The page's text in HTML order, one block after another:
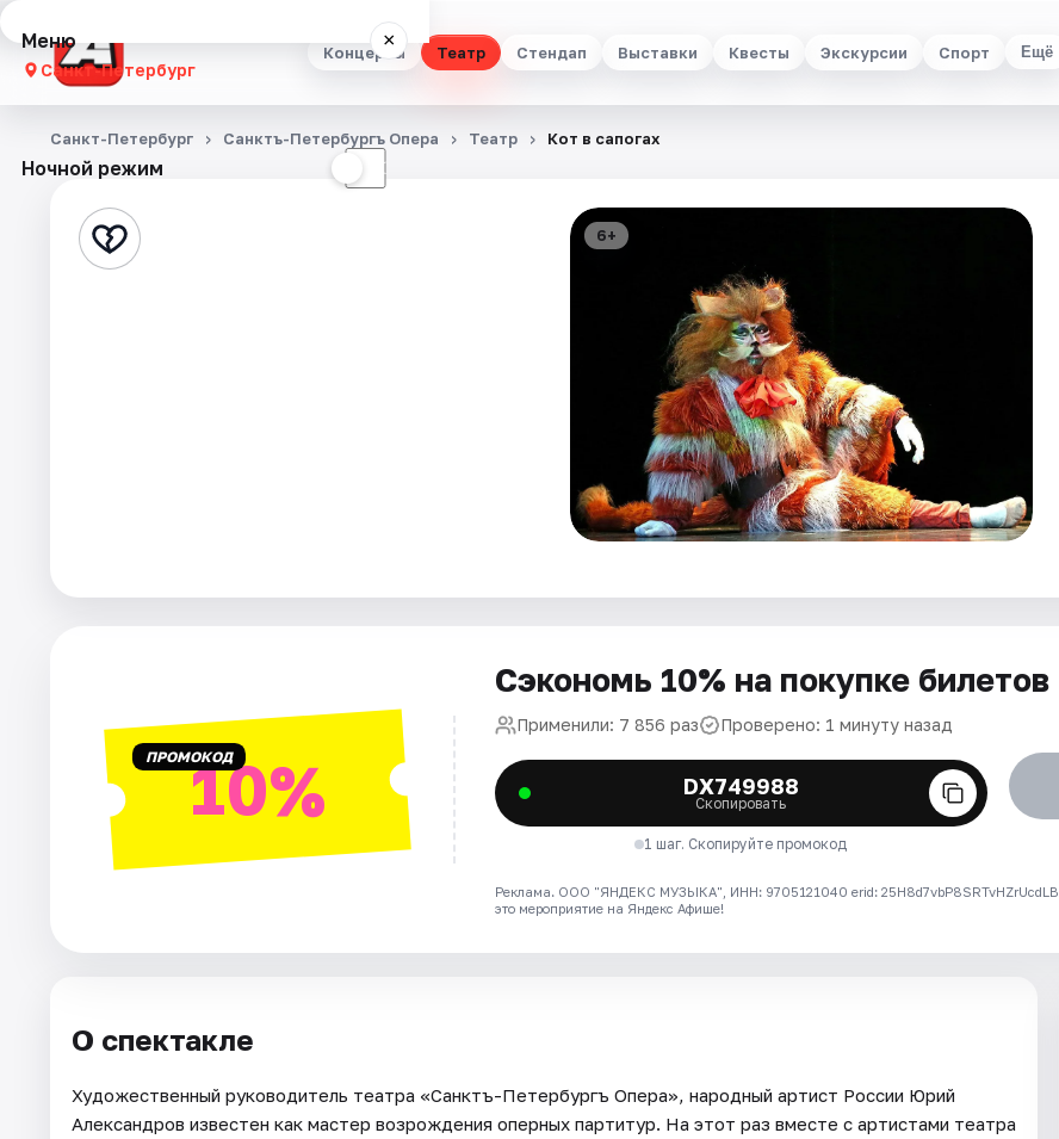
Концерты Театр Стендап Выставки Квесты Экскурсии Спорт Ещё
Меню ×
Санкт-Петербург
Концерты
Стендап
Города
Рейтинги
Ночной режим ☾
Санкт-Петербург Санктъ-Петербургъ Опера Театр Кот в сапогах
6+
ПРОМОКОД10%
Сэкономь 10% на покупке билетов
Применили: 7 856 раз Проверено: 1 минуту назад
DX749988
Скопировать
1 шаг. Скопируйте промокод
Реклама. ООО "ЯНДЕКС МУЗЫКА", ИНН: 9705121040 erid: 25H8d7vbP8SRTvHZrUcdLB
это мероприятие на Яндекс Афише!
О спектакле
Художественный руководитель театра «Санктъ-Петербургъ Опера», народный артист России Юрий
Александров известен как мастер возрождения оперных партитур. На этот раз вместе с артистами театра